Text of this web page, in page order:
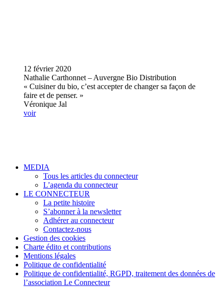
12 février 2020
Nathalie Carthonnet – Auvergne Bio Distribution
« Cuisiner du bio, c’est accepter de changer sa façon de
faire et de penser. »
Véronique Jal
voir
MEDIA
Tous les articles du connecteur
L’agenda du connecteur
LE CONNECTEUR
La petite histoire
S’abonner à la newsletter
Adhérer au connecteur
Contactez-nous
Gestion des cookies
Charte édito et contributions
Mentions légales
Politique de confidentialité
Politique de confidentialité, RGPD, traitement des données de
l’association Le Connecteur